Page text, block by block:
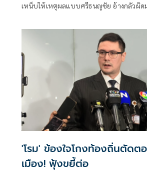
เหน็บให้เหตุผลแบบศรีธนญชัย อ้างกลัวผิด
ตำแหน่งได้แล้ว
'โรม' ข้องใจโกงท้องถิ่นตัดต
เมือง! ฟุ้งขยี้ต่อ